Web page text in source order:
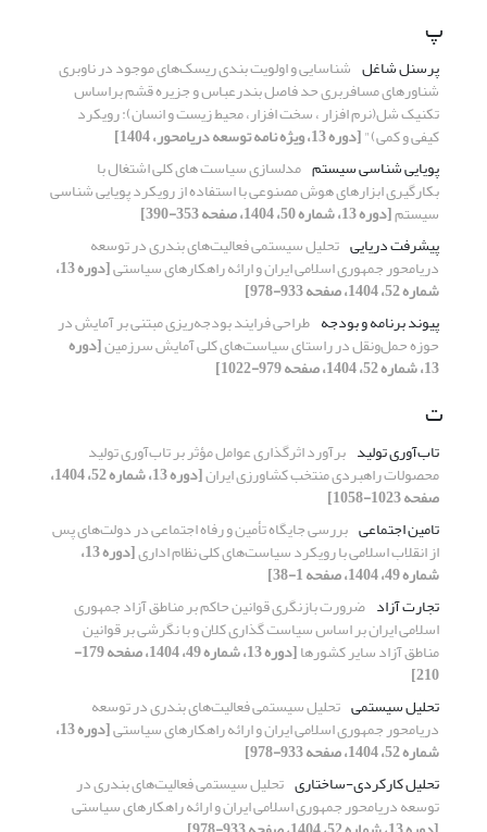
پ
پرسنل شاغل شناسایی و اولویت بندی ریسک‌های موجود در ناوبری
شناورهای مسافربری حد فاصل بندرعباس و جزیره قشم براساس
تکنیک شل(نرم افزار ، سخت افزار، محیط زیست و انسان): رویکرد
کیفی و کمی)"[دوره 13، ویژه نامه توسعه دریامحور، 1404]
پویایی شناسی سیستم مدلسازی سیاست های کلی اشتغال با
بکارگیری ابزارهای هوش مصنوعی با استفاده از رویکرد پویایی شناسی
سیستم[دوره 13، شماره 50، 1404، صفحه 353-390]
پیشرفت دریایی تحلیل سیستمی‌ فعالیت‌های‌ بندری در توسعه
دریامحور جمهوری اسلامی ایران و ارائه راهکارهای سیاستی [دوره 13،
شماره 52، 1404، صفحه 933-978]
پیوند برنامه و بودجه طراحی فرایند بودجه‌ریزی مبتنی بر آمایش در
حوزه حمل‌ونقل در راستای سیاست‌های کلی آمایش سرزمین[دوره
13، شماره 52، 1404، صفحه 979-1022]
ت
تاب‌آوری تولید برآورد اثرگذاری عوامل مؤثر بر تاب‌آوری تولید
محصولات راهبردی منتخب کشاورزی ایران [دوره 13، شماره 52، 1404،
صفحه 1023-1058]
تامین اجتماعی بررسی جایگاه تأمین و رفاه اجتماعی در دولت‌های پس
از انقلاب اسلامی با رویکرد سیاست‌های کلی نظام اداری [دوره 13،
شماره 49، 1404، صفحه 1-38]
تجارت آزاد ضرورت بازنگری قوانین حاکم بر مناطق آزاد جمهوری
اسلامی ایران بر اساس سیاست گذاری کلان و با نگرشی بر قوانین
مناطق آزاد سایر کشورها [دوره 13، شماره 49، 1404، صفحه 179-
210]
تحلیل سیستمی تحلیل سیستمی‌ فعالیت‌های‌ بندری در توسعه
دریامحور جمهوری اسلامی ایران و ارائه راهکارهای سیاستی [دوره 13،
شماره 52، 1404، صفحه 933-978]
تحلیل کارکردی-ساختاری تحلیل سیستمی‌ فعالیت‌های‌ بندری در
توسعه دریامحور جمهوری اسلامی ایران و ارائه راهکارهای سیاستی